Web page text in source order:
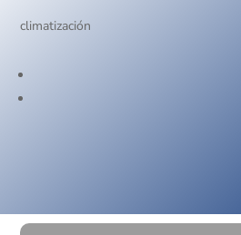
climatización